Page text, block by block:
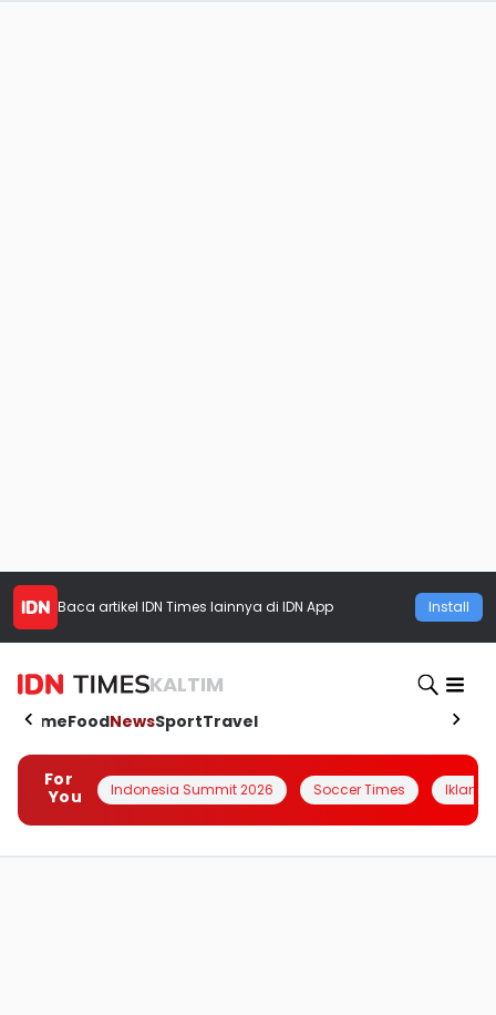
Baca artikel IDN Times lainnya di IDN App Install
KALTIM
HomeFoodNewsSportTravel
For
You
Indonesia Summit 2026 Soccer Times Iklanin